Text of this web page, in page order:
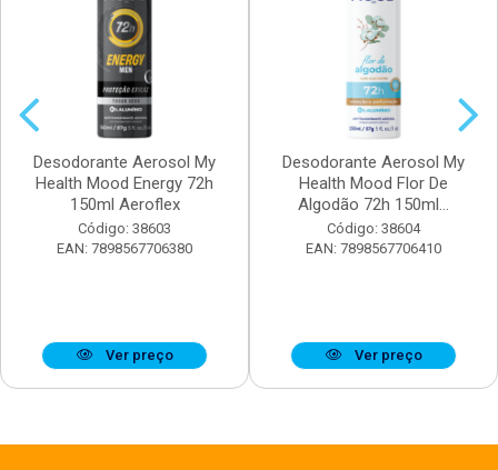
Desodorante Aerosol My
Health Mood Energy 72h
150ml Aeroflex
Código: 38603
EAN: 7898567706380
Ver preço
Desodorante Aerosol My
Health Mood Flor De
Algodão 72h 150ml...
Código: 38604
EAN: 7898567706410
Ver preço